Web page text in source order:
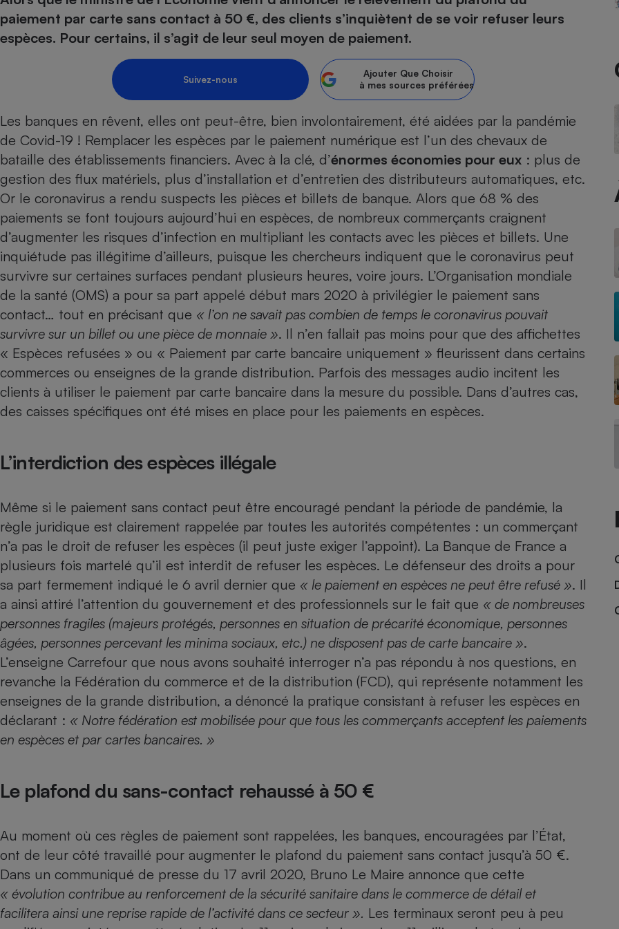
paiement par carte sans contact à 50 €, des clients s’inquiètent de se voir refuser leurs
espèces. Pour certains, il s’agit de leur seul moyen de paiement.
Suivez-nous
Ajouter Que Choisir
à mes sources préférées
Les banques en rêvent, elles ont peut-être, bien involontairement, été aidées par la pandémie
de Covid-19 ! Remplacer les espèces par le paiement numérique est l’un des chevaux de
bataille des établissements financiers. Avec à la clé, d’énormes économies pour eux : plus de
gestion des flux matériels, plus d’installation et d’entretien des distributeurs automatiques, etc.
Or le coronavirus a rendu suspects les pièces et billets de banque. Alors que 68 % des
paiements se font toujours aujourd’hui en espèces, de nombreux commerçants craignent
d’augmenter les risques d’infection en multipliant les contacts avec les pièces et billets. Une
inquiétude pas illégitime d’ailleurs, puisque les chercheurs indiquent que le coronavirus peut
survivre sur certaines surfaces pendant plusieurs heures, voire jours. L’Organisation mondiale
de la santé (OMS) a pour sa part appelé début mars 2020 à privilégier le paiement sans
contact… tout en précisant que « l’on ne savait pas combien de temps le coronavirus pouvait
survivre sur un billet ou une pièce de monnaie ». Il n’en fallait pas moins pour que des affichettes
« Espèces refusées » ou « Paiement par carte bancaire uniquement » fleurissent dans certains
commerces ou enseignes de la grande distribution. Parfois des messages audio incitent les
clients à utiliser le paiement par carte bancaire dans la mesure du possible. Dans d’autres cas,
des caisses spécifiques ont été mises en place pour les paiements en espèces.
L’interdiction des espèces illégale
Même si le paiement sans contact peut être encouragé pendant la période de pandémie, la
règle juridique est clairement rappelée par toutes les autorités compétentes : un commerçant
n’a pas le droit de refuser les espèces (il peut juste exiger l’appoint). La Banque de France a
plusieurs fois martelé qu’il est interdit de refuser les espèces. Le défenseur des droits a pour
sa part fermement indiqué le 6 avril dernier que « le paiement en espèces ne peut être refusé ». Il
a ainsi attiré l’attention du gouvernement et des professionnels sur le fait que « de nombreuses
personnes fragiles (majeurs protégés, personnes en situation de précarité économique, personnes
âgées, personnes percevant les minima sociaux, etc.) ne disposent pas de carte bancaire ».
L’enseigne Carrefour que nous avons souhaité interroger n’a pas répondu à nos questions, en
revanche la Fédération du commerce et de la distribution (FCD), qui représente notamment les
enseignes de la grande distribution, a dénoncé la pratique consistant à refuser les espèces en
déclarant : « Notre fédération est mobilisée pour que tous les commerçants acceptent les paiements
en espèces et par cartes bancaires. »
Le plafond du sans-contact rehaussé à 50 €
Au moment où ces règles de paiement sont rappelées, les banques, encouragées par l’État,
ont de leur côté travaillé pour augmenter le plafond du paiement sans contact jusqu’à 50 €.
Dans un communiqué de presse du 17 avril 2020, Bruno Le Maire annonce que cette
« évolution contribue au renforcement de la sécurité sanitaire dans le commerce de détail et
facilitera ainsi une reprise rapide de l’activité dans ce secteur ». Les terminaux seront peu à peu
Nutrition
Produit alimentaire
Supermarché - Drive
Circuits courts et
alimentation locale
Complément
alimentaire
Foie gras
bouteille de champagne
Assurance
Banque - Crédit
Mutuelle Banque en ligne
Assurance emprunteur Assurance vie
Banque en ligne
Assurance auto
Carburant
Contrôle technique - Réparation
Pièce détachée
Moto
Comparateur auto
Supermarché - Drive
Comparatif sèche-linge
Comparatif réfrigérateur-congélateur
Comparatif plaque à induction
Comparatif hotte aspirante
Comparatif climatiseur mobile
Comparatif aspirateur balai
Comparatif aspirateur traîneau
Comparatif cafetière automatique
Comparatif robot cuiseur
Comparatif centrale vapeur
Gros électroménager
Petit électroménager - Ustensile
Lave-linge Lave-vaisselle
Plaque de cuisson à
induction
Four encastrable
Climatiseur -
Ventilateur
Aspirateur
Électricité - Gaz
Panneaux
photovoltaïques
Comparatif smartphone
Comparatif casque audio
Comparatif barre de son
Comparatif imprimante multifonction
Comparatif ordinateur portable
Comparatif ultrabook
Comparatif tablette tactile
Image et son
Informatique
Internet
Téléphonie
Téléviseur Ordinateur portable
Téléphone mobile -
Smartphone
Appareil photo
numérique
Comparatif nettoyeur haute
pression
Comparatif tondeuse robot
Comparatif poêle à granulés
Comparatif radiateur électrique
Aménagement
Bricolage - Jardinage
Chauffage
Produit d'entretien
Sécurité domestique
Radiateur électrique Électricité - Gaz
Comparateur mutuelle
Comparateur des devis d’opticiens
Hygiène - Beauté
Maladie - Médecine - Médicament
Système de santé - Complémentaire santé
Mutuelle Aide auditive
Antimoustique Crème solaire
Maison de retraite
Retraite
Puériculture - Produit
pour bébé
Choisir son pellet
Comparateur assurance emprunteur
Energie Moins Chère Ensemble
Tous les comparateurs
Toutes les cartes interactives
Speedtest - Testez le débit de votre
connexion Internet
nous ?